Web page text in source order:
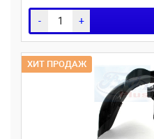
- +
ХИТ ПРОДАЖ